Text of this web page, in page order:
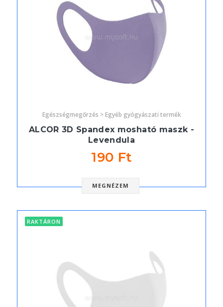
Egészségmegőrzés > Egyéb gyógyászati termék
ALCOR 3D Spandex mosható maszk -
Levendula
190 Ft
MEGNÉZEM
RAKTÁRON